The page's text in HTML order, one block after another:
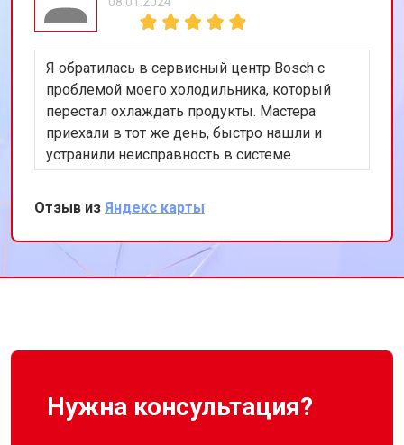
Я обратилась в сервисный центр Bosch с
проблемой моего холодильника, который
перестал охлаждать продукты. Мастера
приехали в тот же день, быстро нашли и
устранили неисправность в системе
охлаждения. Я очень довольна их
оперативностью и качеством работы.
Спасибо за восстановление моего
холодильника!
Отзыв из Яндекс карты
Нужна консультация?